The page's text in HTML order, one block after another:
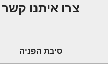
צרו איתנו קשר
סיבת הפניה